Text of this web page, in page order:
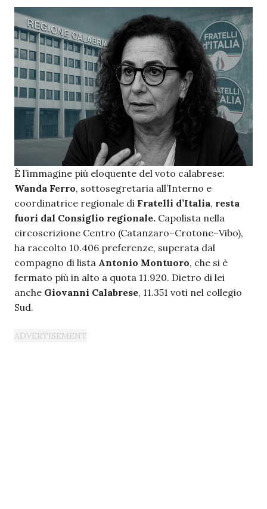
È l’immagine più eloquente del voto calabrese:
Wanda Ferro, sottosegretaria all’Interno e
coordinatrice regionale di Fratelli d’Italia, resta
fuori dal Consiglio regionale. Capolista nella
circoscrizione Centro (Catanzaro–Crotone–Vibo),
ha raccolto 10.406 preferenze, superata dal
compagno di lista Antonio Montuoro, che si è
fermato più in alto a quota 11.920. Dietro di lei
anche Giovanni Calabrese, 11.351 voti nel collegio
Sud.